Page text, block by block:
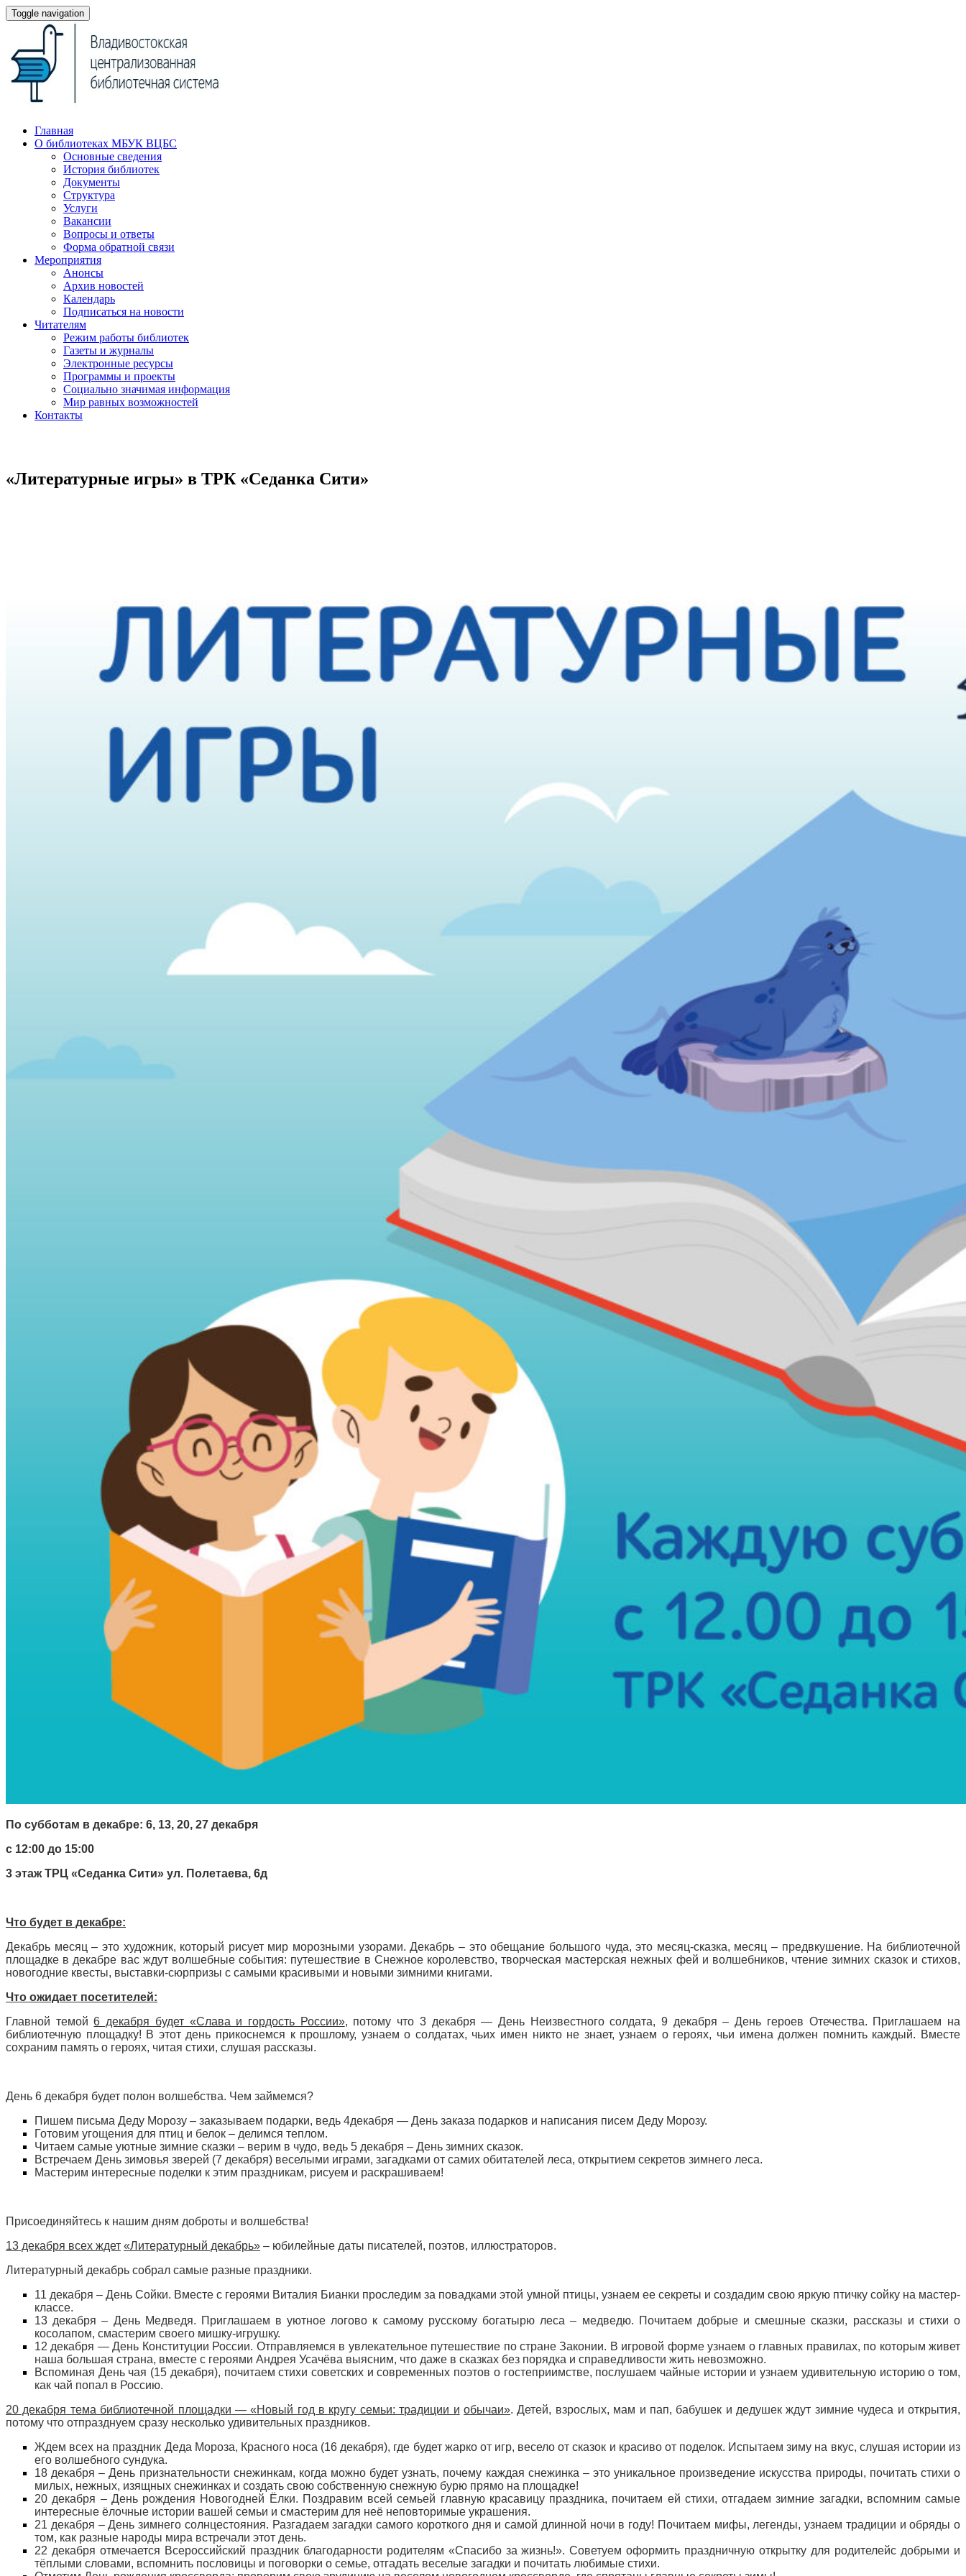
Toggle navigation
Главная
О библиотеках МБУК ВЦБС
Основные сведения
История библиотек
Документы
Структура
Услуги
Вакансии
Вопросы и ответы
Форма обратной связи
Мероприятия
Анонсы
Архив новостей
Календарь
Подписаться на новости
Читателям
Режим работы библиотек
Газеты и журналы
Электронные ресурсы
Программы и проекты
Социально значимая информация
Мир равных возможностей
Контакты
«Литературные игры» в ТРК «Седанка Сити»
По субботам в декабре: 6, 13, 20, 27 декабря
с 12:00 до 15:00
3 этаж ТРЦ «Седанка Сити» ул. Полетаева, 6д
Что будет в декабре:
Декабрь месяц – это художник, который рисует мир морозными узорами. Декабрь – это обещание большого чуда, это месяц-сказка, месяц – предвкушение. На библиотечной
площадке в декабре вас ждут волшебные события: путешествие в Снежное королевство, творческая мастерская нежных фей и волшебников, чтение зимних сказок и стихов,
новогодние квесты, выставки-сюрпризы с самыми красивыми и новыми зимними книгами.
Что ожидает посетителей:
Главной темой6 декабря будет «Слава и гордость России», потому что 3 декабря — День Неизвестного солдата, 9 декабря – День героев Отечества. Приглашаем на
библиотечную площадку! В этот день прикоснемся к прошлому, узнаем о солдатах, чьих имен никто не знает, узнаем о героях, чьи имена должен помнить каждый. Вместе
сохраним память о героях, читая стихи, слушая рассказы.
День 6 декабря будет полон волшебства. Чем займемся?
Пишем письма Деду Морозу – заказываем подарки, ведь 4декабря — День заказа подарков и написания писем Деду Морозу.
Готовим угощения для птиц и белок – делимся теплом.
Читаем самые уютные зимние сказки – верим в чудо, ведь 5 декабря – День зимних сказок.
Встречаем День зимовья зверей (7 декабря) веселыми играми, загадками от самих обитателей леса, открытием секретов зимнего леса.
Мастерим интересные поделки к этим праздникам, рисуем и раскрашиваем!
Присоединяйтесь к нашим дням доброты и волшебства!
13 декабря всех ждет «Литературный декабрь» – юбилейные даты писателей, поэтов, иллюстраторов.
Литературный декабрь собрал самые разные праздники.
11 декабря – День Сойки. Вместе с героями Виталия Бианки проследим за повадками этой умной птицы, узнаем ее секреты и создадим свою яркую птичку сойку на мастер-
классе.
13 декабря – День Медведя. Приглашаем в уютное логово к самому русскому богатырю леса – медведю. Почитаем добрые и смешные сказки, рассказы и стихи о
косолапом, смастерим своего мишку-игрушку.
12 декабря — День Конституции России. Отправляемся в увлекательное путешествие по стране Законии. В игровой форме узнаем о главных правилах, по которым живет
наша большая страна, вместе с героями Андрея Усачёва выясним, что даже в сказках без порядка и справедливости жить невозможно.
Вспоминая День чая (15 декабря), почитаем стихи советских и современных поэтов о гостеприимстве, послушаем чайные истории и узнаем удивительную историю о том,
как чай попал в Россию.
20 декабря тема библиотечной площадки — «Новый год в кругу семьи: традиции и обычаи». Детей, взрослых, мам и пап, бабушек и дедушек ждут зимние чудеса и открытия,
потому что отпразднуем сразу несколько удивительных праздников.
Ждем всех на праздник Деда Мороза, Красного носа (16 декабря), где будет жарко от игр, весело от сказок и красиво от поделок. Испытаем зиму на вкус, слушая истории из
его волшебного сундука.
18 декабря – День признательности снежинкам, когда можно будет узнать, почему каждая снежинка – это уникальное произведение искусства природы, почитать стихи о
милых, нежных, изящных снежинках и создать свою собственную снежную бурю прямо на площадке!
20 декабря – День рождения Новогодней Ёлки. Поздравим всей семьей главную красавицу праздника, почитаем ей стихи, отгадаем зимние загадки, вспомним самые
интересные ёлочные истории вашей семьи и смастерим для неё неповторимые украшения.
21 декабря – День зимнего солнцестояния. Разгадаем загадки самого короткого дня и самой длинной ночи в году! Почитаем мифы, легенды, узнаем традиции и обряды о
том, как разные народы мира встречали этот день.
22 декабря отмечается Всероссийский праздник благодарности родителям «Спасибо за жизнь!». Советуем оформить праздничную открытку для родителейс добрыми и
тёплыми словами, вспомнить пословицы и поговорки о семье, отгадать веселые загадки и почитать любимые стихи.